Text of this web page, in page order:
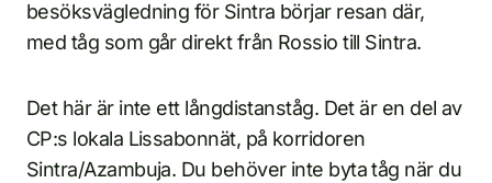
besöksvägledning för Sintra börjar resan där,
med tåg som går direkt från Rossio till Sintra.
Det här är inte ett långdistanståg. Det är en del av
CP:s lokala Lissabonnät, på korridoren
Sintra/Azambuja. Du behöver inte byta tåg när du